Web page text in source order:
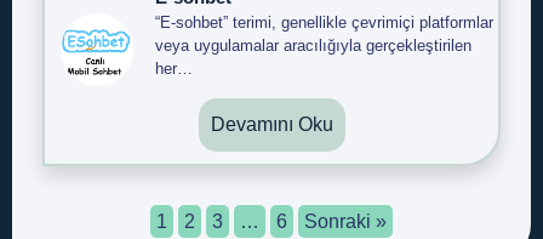
“E-sohbet” terimi, genellikle çevrimiçi platformlar
veya uygulamalar aracılığıyla gerçekleştirilen
her…
Devamını Oku
1 2 3 … 6 Sonraki »